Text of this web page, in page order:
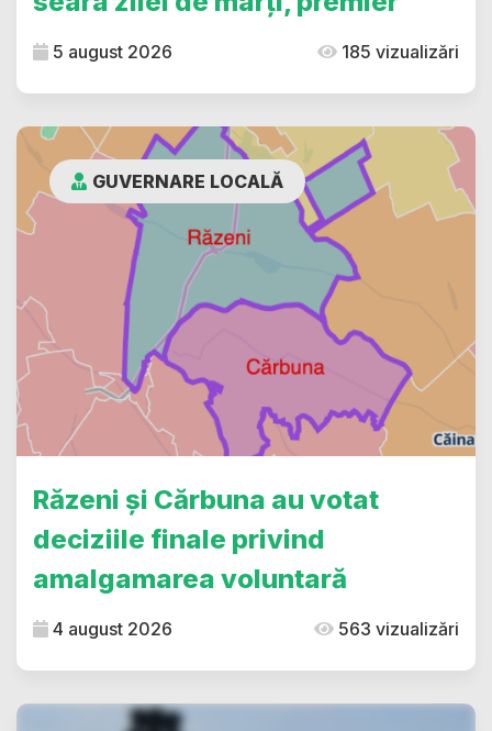
5 august 2026 185 vizualizări
GUVERNARE LOCALĂ
Răzeni și Cărbuna au votat
deciziile finale privind
amalgamarea voluntară
4 august 2026 563 vizualizări